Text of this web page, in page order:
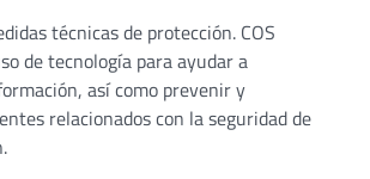
técnicas de protección. COS
de tecnología para ayudar a
así como prevenir y
relacionados con la seguridad de